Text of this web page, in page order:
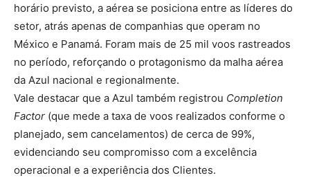
horário previsto, a aérea se posiciona entre as líderes do
setor, atrás apenas de companhias que operam no
México e Panamá. Foram mais de 25 mil voos rastreados
no período, reforçando o protagonismo da malha aérea
da Azul nacional e regionalmente.
Vale destacar que a Azul também registrou Completion
Factor (que mede a taxa de voos realizados conforme o
planejado, sem cancelamentos) de cerca de 99%,
evidenciando seu compromisso com a excelência
operacional e a experiência dos Clientes.